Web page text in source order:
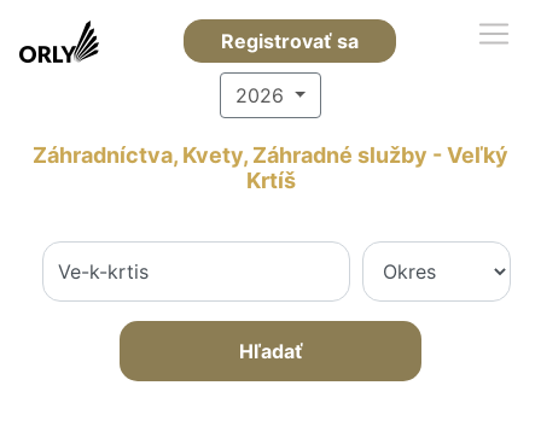
Registrovať sa
2026
Záhradníctva, Kvety, Záhradné služby - Veľký
Krtíš
Hľadať